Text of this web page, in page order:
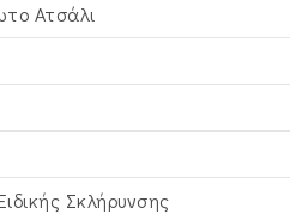
Ατσάλι
Σκλήρυνσης